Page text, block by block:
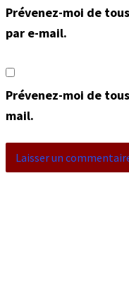
Prévenez-moi de
par e-mail.
Prévenez-moi de
mail.